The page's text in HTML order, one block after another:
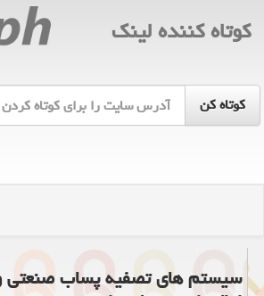
كوتاه كننده لینك
سیستم های تصفیه پساب صنعتی